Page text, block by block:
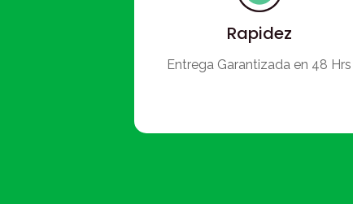
Rapidez
Entrega Garantizada en 48 Hrs